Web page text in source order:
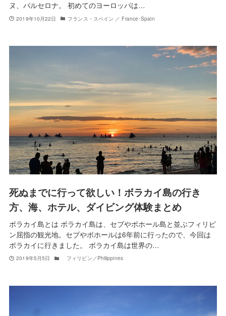
ヌ、バルセロナ。 初めてのヨーロッパは…
2019年10月22日 フランス・スペイン ／ France･Spain
死ぬまでに行って欲しい！ボラカイ島の行き
方、海、ホテル、ダイビング体験まとめ
ボラカイ島とは ボラカイ島は、セブやボホール島と並ぶフィリピ
ン屈指の観光地。セブやボホールは6年前に行ったので、今回は
ボラカイに行きました。 ボラカイ島は世界の…
2019年5月5日 フィリピン／Philippines